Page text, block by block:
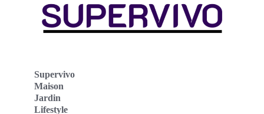
Supervivo
Maison
Jardin
Lifestyle